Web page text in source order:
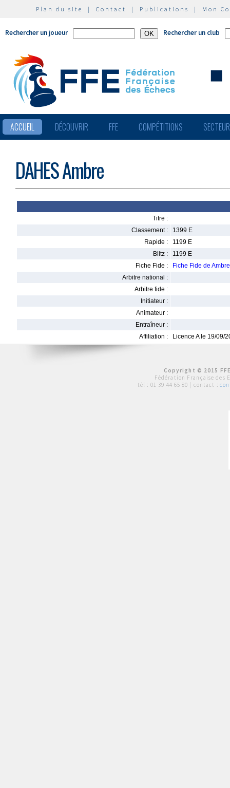
Plan du site | Contact | Publications | Mon
Rechercher un joueur Rechercher un club
ACCUEIL DÉCOUVRIR FFE COMPÉTITIONS
DAHES Ambre
Titre :
Classement :
1399 E
Rapide :
1199 E
Blitz :
1199 E
Fiche Fide :
Fiche Fide de
Arbitre national :
Arbitre fide :
Initiateur :
Animateur :
Entraîneur :
Affiliation :
Licence A le 19/09/
Copyright © 2015
Fédération Française des
tél : 01 39 44 65 80 | contact :